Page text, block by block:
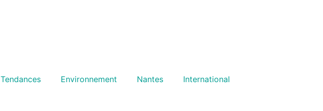
Tendances Environnement Nantes International